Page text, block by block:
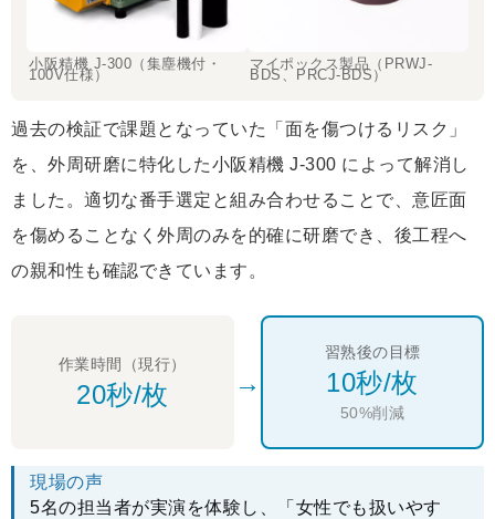
小阪精機 J-300（集塵機付・
100V仕様）
マイポックス製品（PRWJ-
BDS、PRCJ-BDS）
過去の検証で課題となっていた「面を傷つけるリスク」
を、外周研磨に特化した小阪精機 J-300 によって解消し
ました。適切な番手選定と組み合わせることで、意匠面
を傷めることなく外周のみを的確に研磨でき、後工程へ
の親和性も確認できています。
作業時間（現行）
20秒/枚 →
習熟後の目標
10秒/枚
50%削減
現場の声
5名の担当者が実演を体験し、「女性でも扱いやす